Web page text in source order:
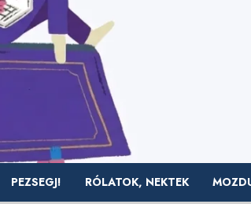
PEZSEGJ! RÓLATOK, NEKTEK